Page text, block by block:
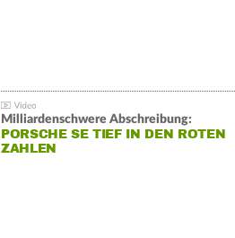
Milliardenschwere Abschreibung:
PORSCHE SE TIEF IN DEN ROTEN
ZAHLEN